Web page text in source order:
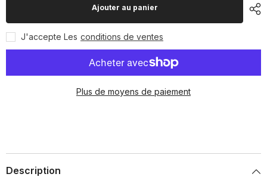
parallèles
Happy
Gym
parallèles
Happy
Gym
Ajouter au panier
J'accepte Les conditions de ventes
Plus de moyens de paiement
Description